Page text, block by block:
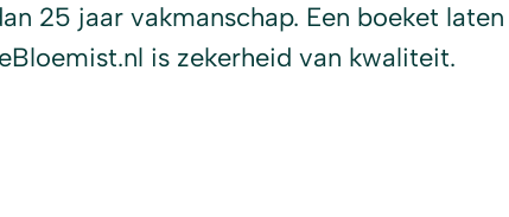
25 jaar vakmanschap. Een boeket laten
is zekerheid van kwaliteit.